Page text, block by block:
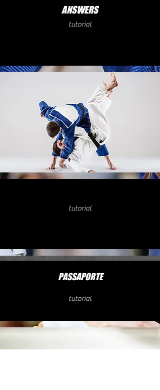
ANSWERS
tutorial
tutorial
PASSAPORTE
tutorial